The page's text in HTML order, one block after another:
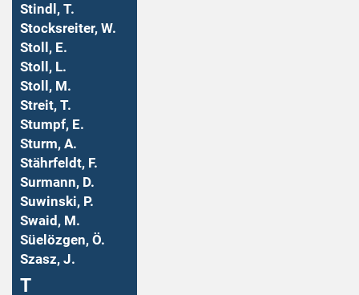
Stindl, T.
Stocksreiter, W.
Stoll, E.
Stoll, L.
Stoll, M.
Streit, T.
Stumpf, E.
Sturm, A.
Stährfeldt, F.
Surmann, D.
Suwinski, P.
Swaid, M.
Süelözgen, Ö.
Szasz, J.
T